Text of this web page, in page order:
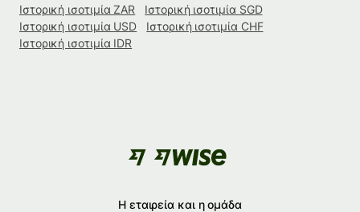
Ιστορική ισοτιμία ZAR
Ιστορική ισοτιμία SGD
Ιστορική ισοτιμία USD
Ιστορική ισοτιμία CHF
Ιστορική ισοτιμία IDR
Η εταιρεία και η ομάδα